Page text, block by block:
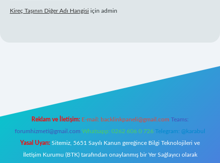
Kireç Taşının Diğer Adı Hangisi için admin
Reklam ve İletişim: E-mail: backlinkpaneli@gmail.com Teams:
forumhizmeti@gmail.com Whatsapp: 0262 606 0 726 Telegram: @karabul
Yasal Uyarı: Sitemiz, 5651 Sayılı Kanun gereğince Bilgi Teknolojileri ve
İletişim Kurumu (BTK) tarafından onaylanmış bir Yer Sağlayıcı olarak